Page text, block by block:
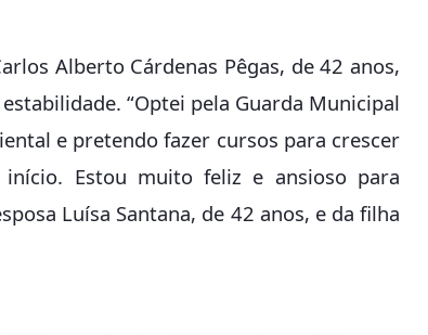
Alberto Cárdenas Pêgas, de 42 anos,
“Optei pela Guarda Municipal
e pretendo fazer cursos para crescer
Estou muito feliz e ansioso para
Luísa Santana, de 42 anos, e da filha